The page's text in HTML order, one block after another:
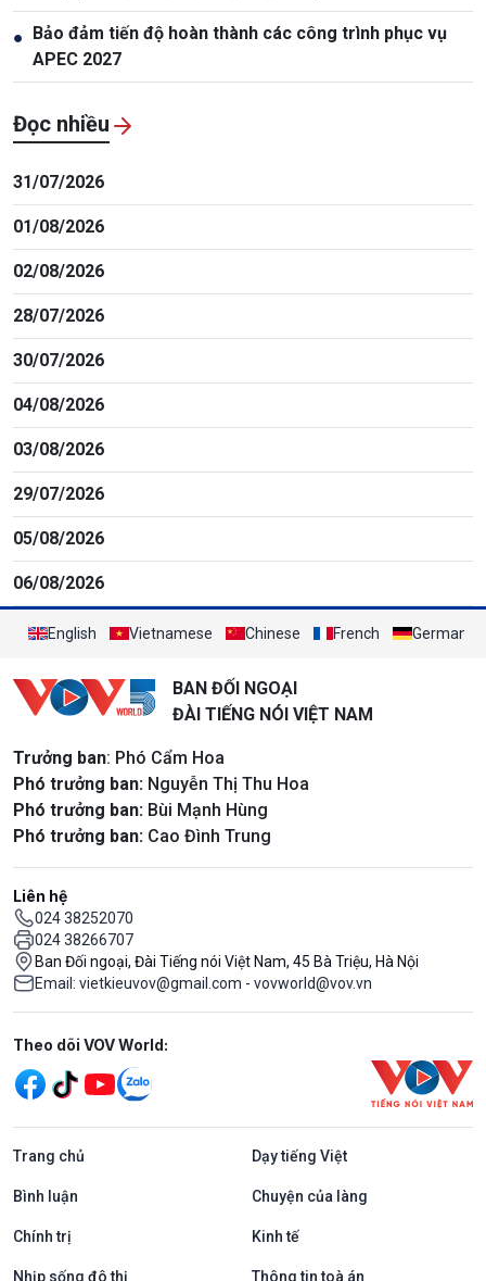
● Bảo đảm tiến độ hoàn thành các công trình phục vụ
APEC 2027
Đọc nhiều
31/07/2026
01/08/2026
02/08/2026
28/07/2026
30/07/2026
04/08/2026
03/08/2026
29/07/2026
05/08/2026
06/08/2026
English Vietnamese Chinese French German
BAN ĐỐI NGOẠI
ĐÀI TIẾNG NÓI VIỆT NAM
Trưởng ban: Phó Cẩm Hoa
Phó trưởng ban: Nguyễn Thị Thu Hoa
Phó trưởng ban: Bùi Mạnh Hùng
Phó trưởng ban: Cao Đình Trung
Liên hệ
024 38252070
024 38266707
Ban Đối ngoại, Đài Tiếng nói Việt Nam, 45 Bà Triệu, Hà Nội
Email: vietkieuvov@gmail.com - vovworld@vov.vn
Mạng xã hội
Theo dõi VOV World:
Trang chủ Dạy tiếng Việt
Bình luận Chuyện của làng
Chính trị Kinh tế
Nhịp sống đô thị Thông tin toà án